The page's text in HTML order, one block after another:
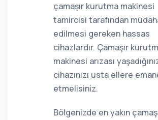
çamaşır kurutma makinesi
tamircisi tarafından
edilmesi gereken hassas
cihazlardır. Çamaşır
makinesi arızası
cihazınızı usta ellere
etmelisiniz.
Bölgenizde en yakın